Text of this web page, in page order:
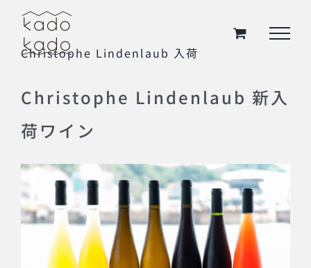
Skip
contentChristophe Lindenlaub 入荷
Christophe Lindenlaub 新入
荷ワイン